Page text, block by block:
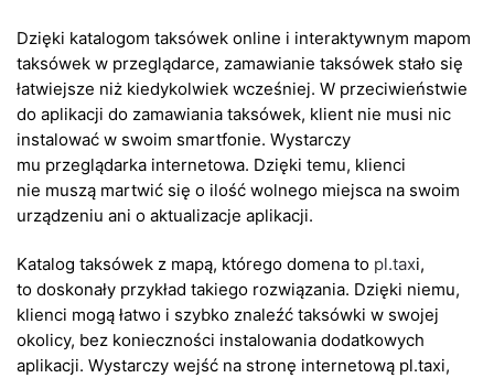
Dzięki katalogom taksówek online i interaktywnym mapom
taksówek w przeglądarce, zamawianie taksówek stało się
łatwiejsze niż kiedykolwiek wcześniej. W przeciwieństwie
do aplikacji do zamawiania taksówek, klient nie musi nic
instalować w swoim smartfonie. Wystarczy
mu przeglądarka internetowa. Dzięki temu, klienci
nie muszą martwić się o ilość wolnego miejsca na swoim
urządzeniu ani o aktualizacje aplikacji.
Katalog taksówek z mapą, którego domena to pl.taxi,
to doskonały przykład takiego rozwiązania. Dzięki niemu,
klienci mogą łatwo i szybko znaleźć taksówki w swojej
okolicy, bez konieczności instalowania dodatkowych
aplikacji. Wystarczy wejść na stronę internetową pl.taxi,